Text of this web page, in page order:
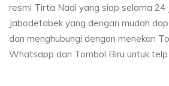
resmi Tirta Nadi yang siap selama 24
Jabodetabek yang dengan mudah
dan menghubungi dengan menekan
Whatsapp dan Tombol Biru untuk